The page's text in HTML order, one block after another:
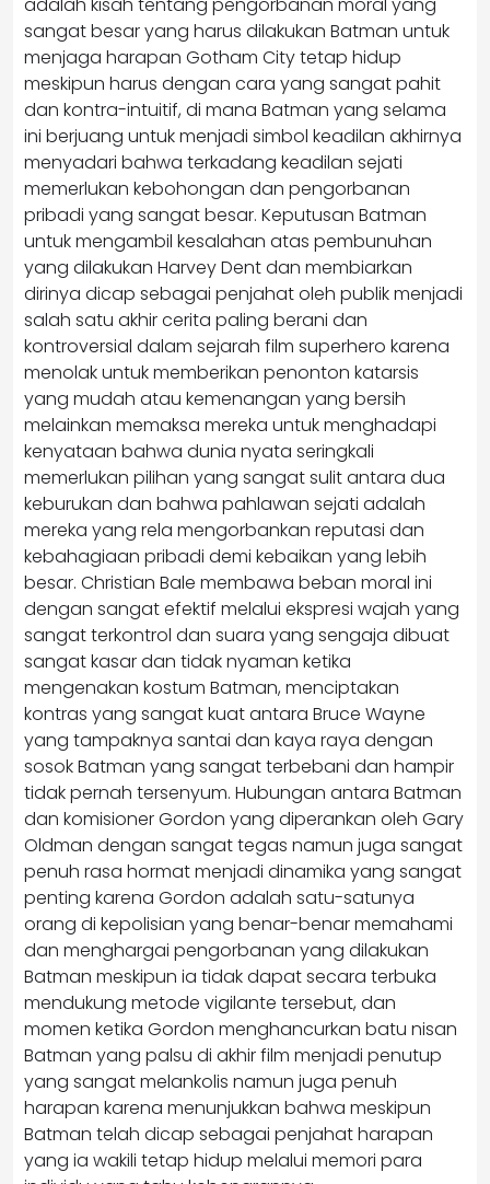
sangat besar yang harus dilakukan Batman untuk
menjaga harapan Gotham City tetap hidup
meskipun harus dengan cara yang sangat pahit
dan kontra-intuitif, di mana Batman yang selama
ini berjuang untuk menjadi simbol keadilan akhirnya
menyadari bahwa terkadang keadilan sejati
memerlukan kebohongan dan pengorbanan
pribadi yang sangat besar. Keputusan Batman
untuk mengambil kesalahan atas pembunuhan
yang dilakukan Harvey Dent dan membiarkan
dirinya dicap sebagai penjahat oleh publik menjadi
salah satu akhir cerita paling berani dan
kontroversial dalam sejarah film superhero karena
menolak untuk memberikan penonton katarsis
yang mudah atau kemenangan yang bersih
melainkan memaksa mereka untuk menghadapi
kenyataan bahwa dunia nyata seringkali
memerlukan pilihan yang sangat sulit antara dua
keburukan dan bahwa pahlawan sejati adalah
mereka yang rela mengorbankan reputasi dan
kebahagiaan pribadi demi kebaikan yang lebih
besar. Christian Bale membawa beban moral ini
dengan sangat efektif melalui ekspresi wajah yang
sangat terkontrol dan suara yang sengaja dibuat
sangat kasar dan tidak nyaman ketika
mengenakan kostum Batman, menciptakan
kontras yang sangat kuat antara Bruce Wayne
yang tampaknya santai dan kaya raya dengan
sosok Batman yang sangat terbebani dan hampir
tidak pernah tersenyum. Hubungan antara Batman
dan komisioner Gordon yang diperankan oleh Gary
Oldman dengan sangat tegas namun juga sangat
penuh rasa hormat menjadi dinamika yang sangat
penting karena Gordon adalah satu-satunya
orang di kepolisian yang benar-benar memahami
dan menghargai pengorbanan yang dilakukan
Batman meskipun ia tidak dapat secara terbuka
mendukung metode vigilante tersebut, dan
momen ketika Gordon menghancurkan batu nisan
Batman yang palsu di akhir film menjadi penutup
yang sangat melankolis namun juga penuh
harapan karena menunjukkan bahwa meskipun
Batman telah dicap sebagai penjahat harapan
yang ia wakili tetap hidup melalui memori para